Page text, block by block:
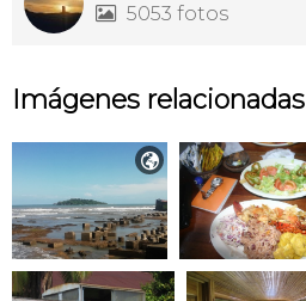
 5053 fotos
Imágenes relacionadas
